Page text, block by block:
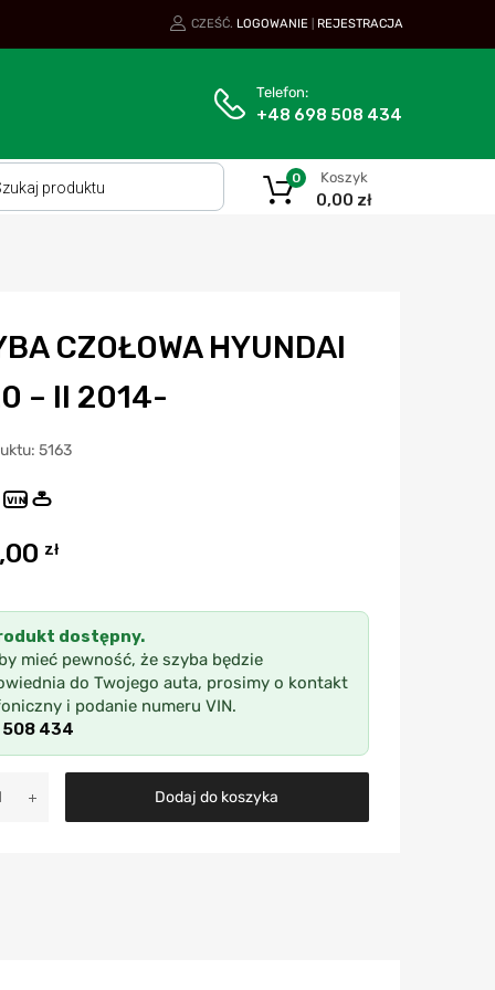
CZEŚĆ. LOGOWANIE REJESTRACJA
Telefon:
+48 698 508 434
Koszyk
0,00 zł
0
CZOŁOWA HYUNDAI
– II 2014-
5163
VIN
zł
dostępny.
mieć pewność, że szyba będzie
do Twojego auta, prosimy o kontakt
i podanie numeru VIN.
508 434
Dodaj do koszyka